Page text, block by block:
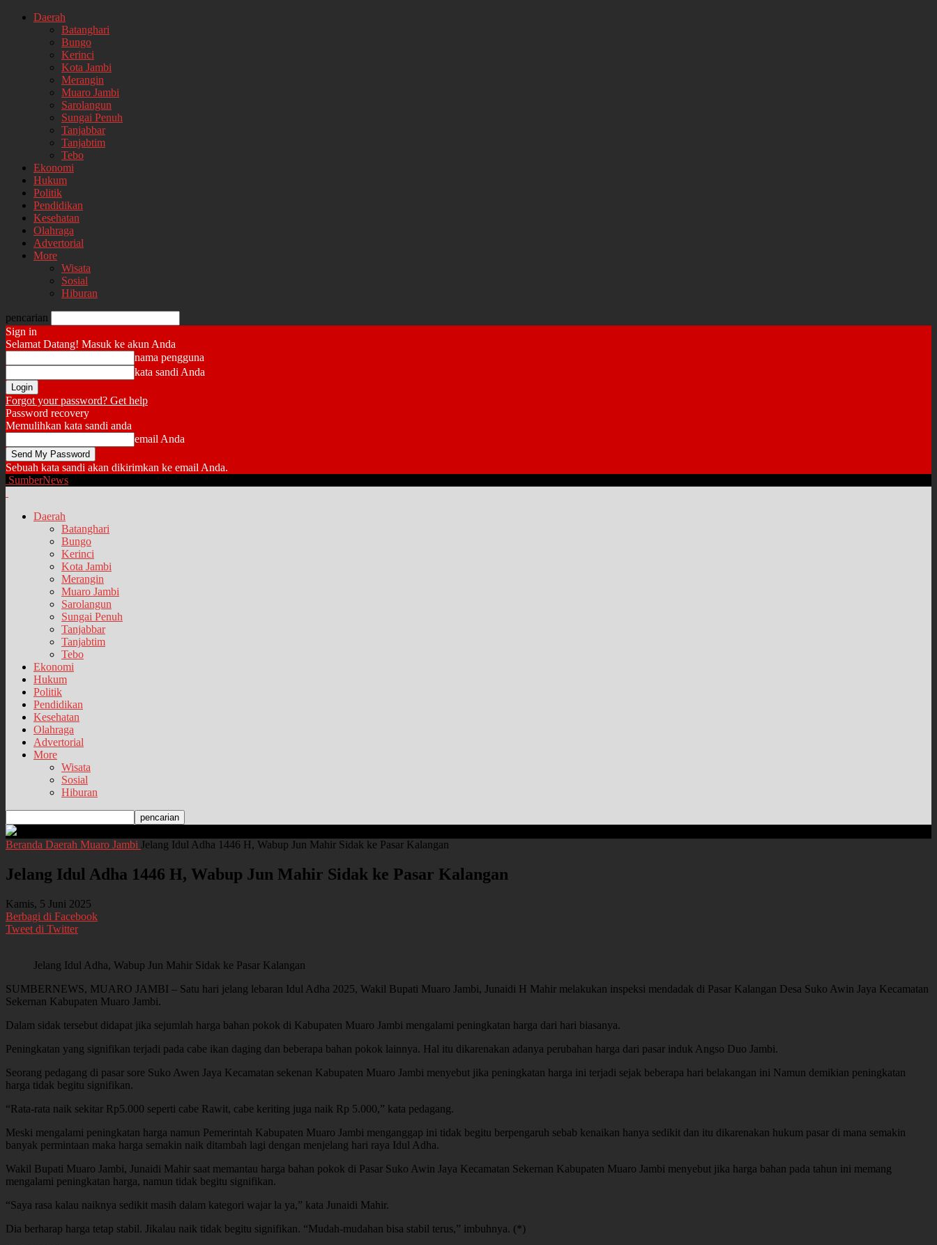
Daerah
Batanghari
Bungo
Kerinci
Kota Jambi
Merangin
Muaro Jambi
Sarolangun
Sungai Penuh
Tanjabbar
Tanjabtim
Tebo
Ekonomi
Hukum
Politik
Pendidikan
Kesehatan
Olahraga
Advertorial
More
Wisata
Sosial
Hiburan
pencarian
Sign in
Selamat Datang! Masuk ke akun Anda
nama pengguna
kata sandi Anda
Forgot your password? Get help
Password recovery
Memulihkan kata sandi anda
email Anda
Sebuah kata sandi akan dikirimkan ke email Anda.
SumberNews
Daerah
Batanghari
Bungo
Kerinci
Kota Jambi
Merangin
Muaro Jambi
Sarolangun
Sungai Penuh
Tanjabbar
Tanjabtim
Tebo
Ekonomi
Hukum
Politik
Pendidikan
Kesehatan
Olahraga
Advertorial
More
Wisata
Sosial
Hiburan
Beranda Daerah Muaro Jambi Jelang Idul Adha 1446 H, Wabup Jun Mahir Sidak ke Pasar Kalangan
Jelang Idul Adha 1446 H, Wabup Jun Mahir Sidak ke Pasar Kalangan
Kamis, 5 Juni 2025
Berbagi di Facebook
Tweet di Twitter
Jelang Idul Adha, Wabup Jun Mahir Sidak ke Pasar Kalangan
SUMBERNEWS, MUARO JAMBI – Satu hari jelang lebaran Idul Adha 2025, Wakil Bupati Muaro Jambi, Junaidi H Mahir melakukan inspeksi mendadak di Pasar Kalangan Desa Suko Awin Jaya Kecamatan
Sekernan Kabupaten Muaro Jambi.
Dalam sidak tersebut didapat jika sejumlah harga bahan pokok di Kabupaten Muaro Jambi mengalami peningkatan harga dari hari biasanya.
Peningkatan yang signifikan terjadi pada cabe ikan daging dan beberapa bahan pokok lainnya. Hal itu dikarenakan adanya perubahan harga dari pasar induk Angso Duo Jambi.
Seorang pedagang di pasar sore Suko Awen Jaya Kecamatan sekenan Kabupaten Muaro Jambi menyebut jika peningkatan harga ini terjadi sejak beberapa hari belakangan ini Namun demikian peningkatan
harga tidak begitu signifikan.
“Rata-rata naik sekitar Rp5.000 seperti cabe Rawit, cabe keriting juga naik Rp 5.000,” kata pedagang.
Meski mengalami peningkatan harga namun Pemerintah Kabupaten Muaro Jambi menganggap ini tidak begitu berpengaruh sebab kenaikan hanya sedikit dan itu dikarenakan hukum pasar di mana semakin
banyak permintaan maka harga semakin naik ditambah lagi dengan menjelang hari raya Idul Adha.
Wakil Bupati Muaro Jambi, Junaidi Mahir saat memantau harga bahan pokok di Pasar Suko Awin Jaya Kecamatan Sekernan Kabupaten Muaro Jambi menyebut jika harga bahan pada tahun ini memang
mengalami peningkatan harga, namun tidak begitu signifikan.
“Saya rasa kalau naiknya sedikit masih dalam kategori wajar la ya,” kata Junaidi Mahir.
Dia berharap harga tetap stabil. Jikalau naik tidak begitu signifikan. “Mudah-mudahan bisa stabil terus,” imbuhnya. (*)